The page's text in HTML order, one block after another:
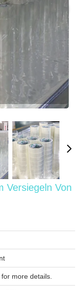
Versiegeln Von
more details.